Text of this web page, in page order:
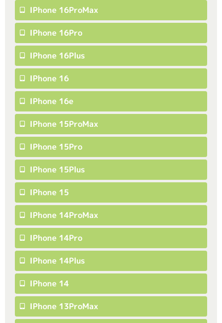
IPhone 16ProMax
IPhone 16Pro
IPhone 16Plus
IPhone 16
IPhone 16e
IPhone 15ProMax
IPhone 15Pro
IPhone 15Plus
IPhone 15
IPhone 14ProMax
IPhone 14Pro
IPhone 14Plus
IPhone 14
IPhone 13ProMax